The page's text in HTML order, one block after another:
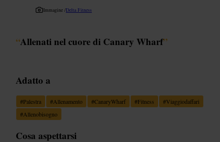
Immagine /Delta Fitness
“Allenati nel cuore di Canary Wharf”
Adatto a
#Palestra #Allenamento #CanaryWharf #Fitness #Viaggiodaffari
#Allenobisogno
Cosa aspettarsi